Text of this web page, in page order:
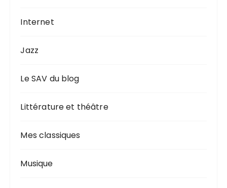
Internet
Jazz
Le SAV du blog
Littérature et théâtre
Mes classiques
Musique